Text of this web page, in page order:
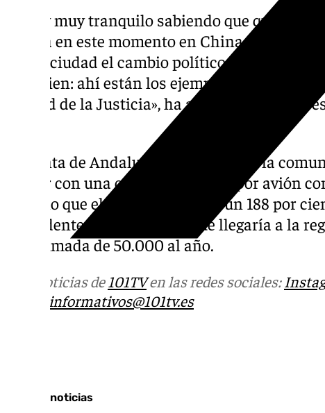
«Estoy muy tranquilo sabiendo que quien
Sevilla en este momento en China es el
a esta ciudad el cambio político
muy bien: ahí están los ejemplos del Metro,
Ciudad de la Justicia», ha afirmado Sanz al
La Junta de Andalucía confía en que la
contar con una conexión directa por avión
2025, lo que elevaría en torno a un 188 por
procedentes de aquel país que llegaría a la
aproximada de 50.000 al año.
Más noticias de 101TVen las redes sociales:
informativos@101tv.es
Últimas noticias